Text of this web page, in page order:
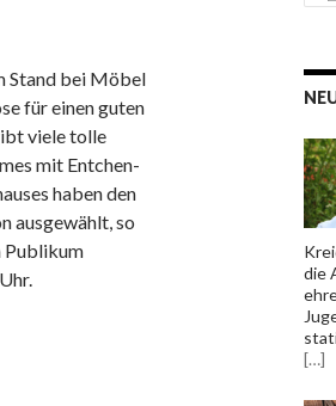
Stand bei Möbel
für einen guten
viele tolle
mit Entchen-
haben den
ausgewählt, so
Publikum
die
[…]